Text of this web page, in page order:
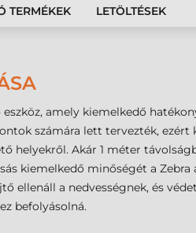
TERMÉKEK LETÖLTÉSEK
amely kiemelkedő
számára lett tervezték,
helyekről. Akár 1 méter
kiemelkedő minőségét a
ellenáll a nedvességnek, és
befolyásolná.